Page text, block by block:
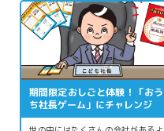
期間限定おしごと体験！「おう
ち社長ゲーム」にチャレンジ